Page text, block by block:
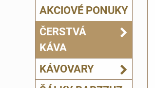
AKCIOVÉ PONUKY
ČERSTVÁ
KÁVA
KÁVOVARY